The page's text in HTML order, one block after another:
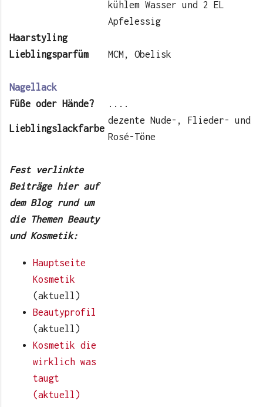
kühlem Wasser und 2 EL
Apfelessig
Haarstyling
Lieblingsparfüm
MCM, Obelisk
Nagellack
Füße oder Hände?
....
Lieblingslackfarbe
dezente Nude-, Flieder- und
Rosé-Töne
Fest verlinkte
Beiträge hier auf
dem Blog rund um
die Themen Beauty
und Kosmetik:
Hauptseite
Kosmetik
(aktuell)
Beautyprofil
(aktuell)
Kosmetik die
wirklich was
taugt
(aktuell)